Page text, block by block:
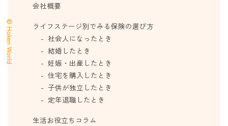
会社概要
ライフステージ別でみる保険の選び方
社会人になったとき
結婚したとき
妊娠・出産したとき
住宅を購入したとき
子供が独立したとき
定年退職したとき
生活お役立ちコラム
© Hoken World